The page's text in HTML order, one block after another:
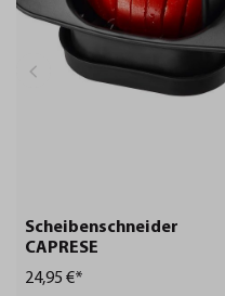
Scheibenschneider
CAPRESE
24,95 €*